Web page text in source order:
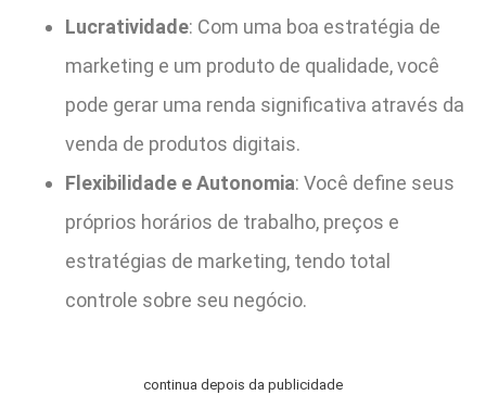
Lucratividade: Com uma boa estratégia de
marketing e um produto de qualidade, você
pode gerar uma renda significativa através da
venda de produtos digitais.
Flexibilidade e Autonomia: Você define seus
próprios horários de trabalho, preços e
estratégias de marketing, tendo total
controle sobre seu negócio.
continua depois da publicidade